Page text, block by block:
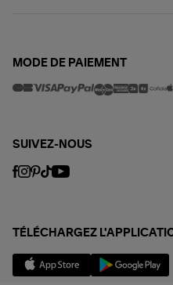
MODE DE PAIEMENT
SUIVEZ-NOUS
TÉLÉCHARGEZ